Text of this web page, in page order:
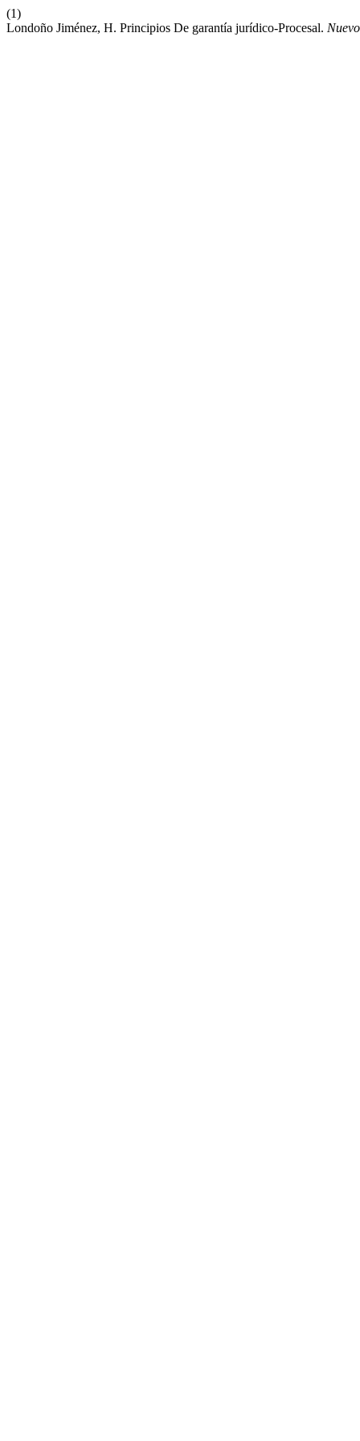
(1)
Londoño Jiménez, H. Principios De garantía jurídico-Procesal.